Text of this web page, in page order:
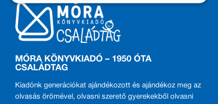
MÓRA KÖNYVKIADÓ – 1950 ÓTA
CSALÁDTAG
Kiadónk generációkat ajándékozott és ajándékoz meg az
olvasás örömével, olvasni szerető gyerekekből olvasni